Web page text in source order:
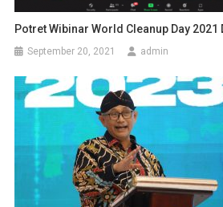
Potret Wibinar World Cleanup Day 2021
September 20, 2021 admin